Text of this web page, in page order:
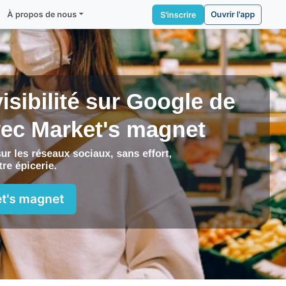
À propos de nous S'inscrire Ouvrir l'app
sur Google de
Market's magnet
les réseaux sociaux, sans effort,
épicerie.
magnet